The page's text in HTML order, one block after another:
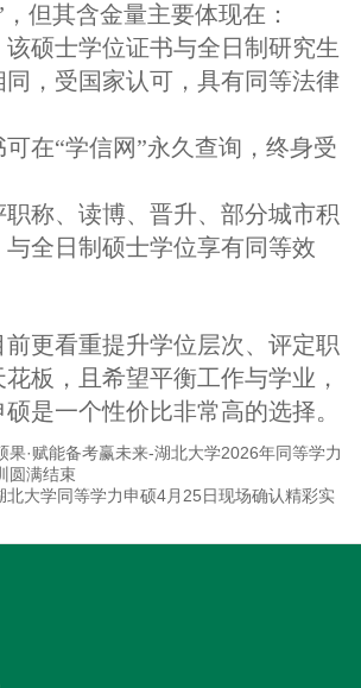
但其含金量主要体现在：
硕士学位证书与全日制研究生
，受国家认可，具有同等法律
在“学信网”永久查询，终身受
称、读博、晋升、部分城市积
全日制硕士学位享有同等效
更看重提升学位层次、评定职
板，且希望平衡工作与学业，
是一个性价比非常高的选择。
果·赋能备考赢未来-湖北大学2026年同等学力
圆满结束
大学同等学力申硕4月25日现场确认精彩实